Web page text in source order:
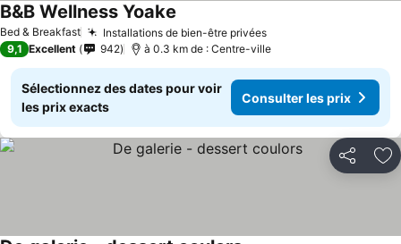
Bed & Breakfast Installations de bien-être privées
B&B Wellness Yoake
9,1 Excellent 942 à 0.3 km de : Centre-ville
Sélectionnez des dates pour voir
les prix exacts
Consulter les prix
Partager